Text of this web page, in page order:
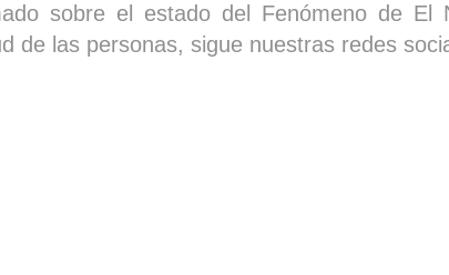
sobre el estado del Fenómeno de El
de las personas, sigue nuestras redes